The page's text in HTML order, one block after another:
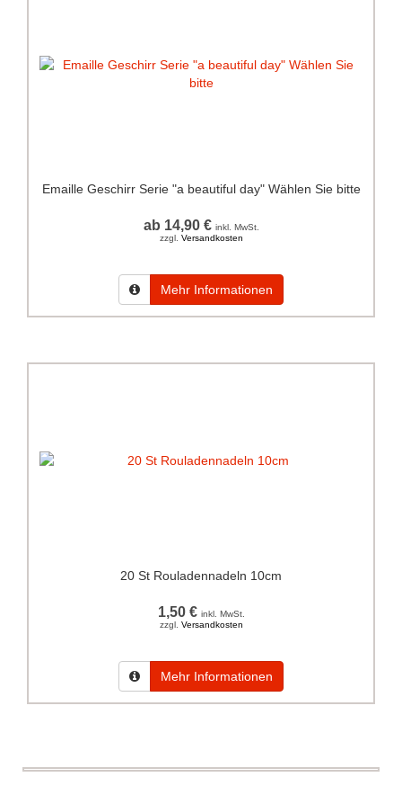
Emaille Geschirr Serie "a beautiful day" Wählen Sie bitte
ab 14,90 € inkl. MwSt.
zzgl. Versandkosten
Mehr Informationen
20 St Rouladennadeln 10cm
1,50 € inkl. MwSt.
zzgl. Versandkosten
Mehr Informationen